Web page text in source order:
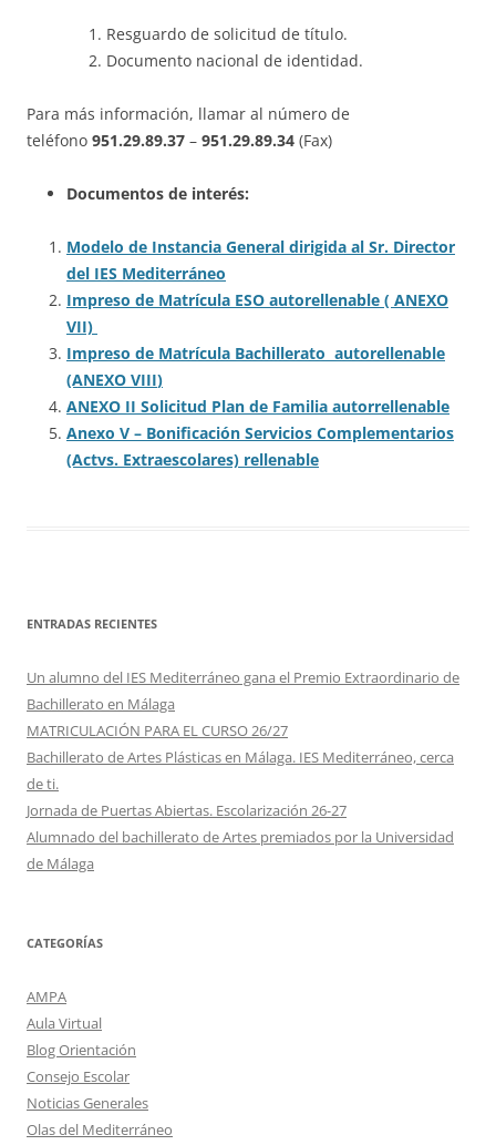
Resguardo de solicitud de título.
Documento nacional de identidad.
Para más información, llamar al número de
teléfono 951.29.89.37 – 951.29.89.34 (Fax)
Documentos de interés:
Modelo de Instancia General dirigida al Sr. Director
del IES Mediterráneo
Impreso de Matrícula ESO autorellenable ( ANEXO
VII)
Impreso de Matrícula Bachillerato autorellenable
(ANEXO VIII)
ANEXO II Solicitud Plan de Familia autorrellenable
Anexo V – Bonificación Servicios Complementarios
(Actvs. Extraescolares) rellenable
ENTRADAS RECIENTES
Un alumno del IES Mediterráneo gana el Premio Extraordinario de
Bachillerato en Málaga
MATRICULACIÓN PARA EL CURSO 26/27
Bachillerato de Artes Plásticas en Málaga. IES Mediterráneo, cerca
de ti.
Jornada de Puertas Abiertas. Escolarización 26-27
Alumnado del bachillerato de Artes premiados por la Universidad
de Málaga
CATEGORÍAS
AMPA
Aula Virtual
Blog Orientación
Consejo Escolar
Noticias Generales
Olas del Mediterráneo